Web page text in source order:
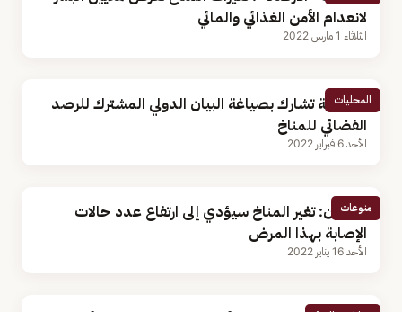
لانعدام الأمن الغذائي والمائي
الثلاثاء 1 مارس 2022
المحليات
المملكة تشارك بصياغة البيان الدولي المشترك للرصد
الفضائي للمناخ
الأحد 6 فبراير 2022
منوعات
باحثون: تغير المناخ سيؤدي إلى ارتفاع عدد حالات
الإصابة بهذا المرض
الأحد 16 يناير 2022